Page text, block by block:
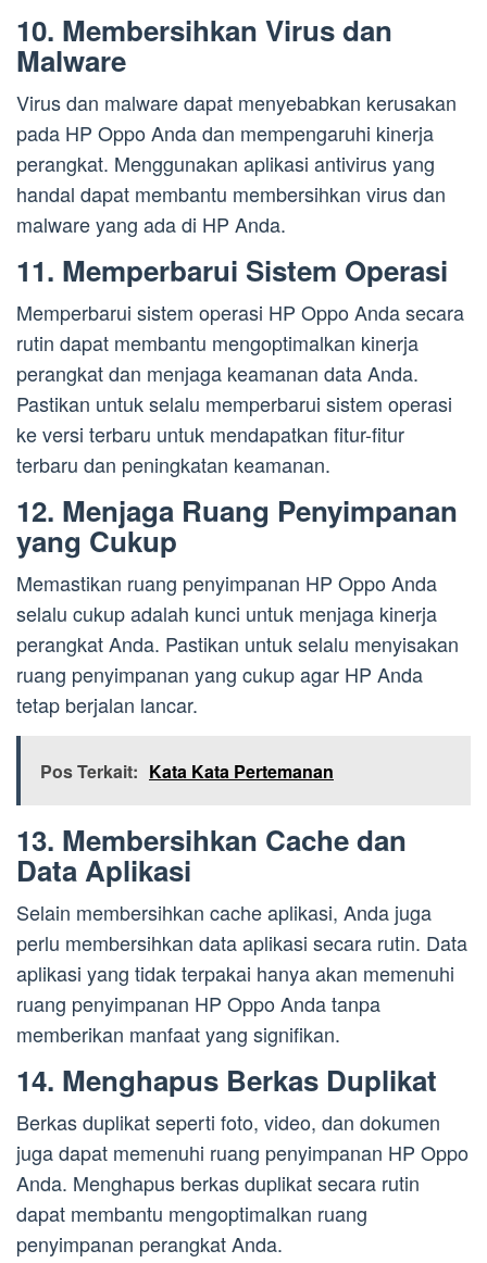
10. Membersihkan Virus dan
Malware
Virus dan malware dapat menyebabkan kerusakan
pada HP Oppo Anda dan mempengaruhi kinerja
perangkat. Menggunakan aplikasi antivirus yang
handal dapat membantu membersihkan virus dan
malware yang ada di HP Anda.
11. Memperbarui Sistem Operasi
Memperbarui sistem operasi HP Oppo Anda secara
rutin dapat membantu mengoptimalkan kinerja
perangkat dan menjaga keamanan data Anda.
Pastikan untuk selalu memperbarui sistem operasi
ke versi terbaru untuk mendapatkan fitur-fitur
terbaru dan peningkatan keamanan.
12. Menjaga Ruang Penyimpanan
yang Cukup
Memastikan ruang penyimpanan HP Oppo Anda
selalu cukup adalah kunci untuk menjaga kinerja
perangkat Anda. Pastikan untuk selalu menyisakan
ruang penyimpanan yang cukup agar HP Anda
tetap berjalan lancar.
Pos Terkait: Kata Kata Pertemanan
13. Membersihkan Cache dan
Data Aplikasi
Selain membersihkan cache aplikasi, Anda juga
perlu membersihkan data aplikasi secara rutin. Data
aplikasi yang tidak terpakai hanya akan memenuhi
ruang penyimpanan HP Oppo Anda tanpa
memberikan manfaat yang signifikan.
14. Menghapus Berkas Duplikat
Berkas duplikat seperti foto, video, dan dokumen
juga dapat memenuhi ruang penyimpanan HP Oppo
Anda. Menghapus berkas duplikat secara rutin
dapat membantu mengoptimalkan ruang
penyimpanan perangkat Anda.